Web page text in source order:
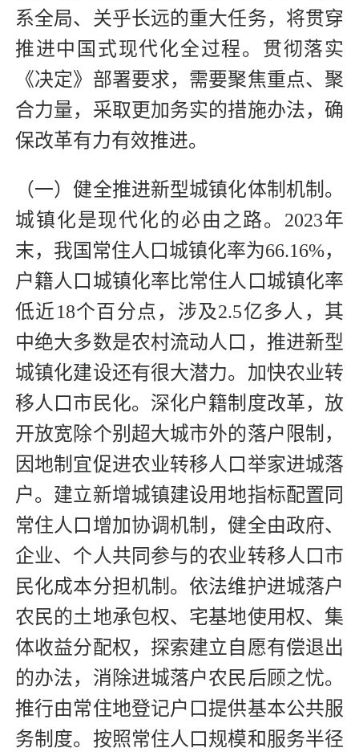
系全局、关乎长远的重大任务，将贯穿
推进中国式现代化全过程。贯彻落实
《决定》部署要求，需要聚焦重点、聚
合力量，采取更加务实的措施办法，确
保改革有力有效推进。
（一）健全推进新型城镇化体制机制。
城镇化是现代化的必由之路。2023年
末，我国常住人口城镇化率为66.16%，
户籍人口城镇化率比常住人口城镇化率
低近18个百分点，涉及2.5亿多人，其
中绝大多数是农村流动人口，推进新型
城镇化建设还有很大潜力。加快农业转
移人口市民化。深化户籍制度改革，放
开放宽除个别超大城市外的落户限制，
因地制宜促进农业转移人口举家进城落
户。建立新增城镇建设用地指标配置同
常住人口增加协调机制，健全由政府、
企业、个人共同参与的农业转移人口市
民化成本分担机制。依法维护进城落户
农民的土地承包权、宅基地使用权、集
体收益分配权，探索建立自愿有偿退出
的办法，消除进城落户农民后顾之忧。
推行由常住地登记户口提供基本公共服
务制度。按照常住人口规模和服务半径